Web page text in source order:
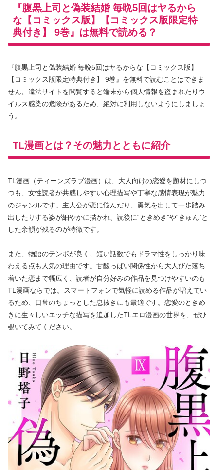
『腹黒上司と偽装結婚 毎晩5回はヤるから
な【コミックス版】【コミックス版限定特
典付き】 9巻』は無料で読める？
『腹黒上司と偽装結婚 毎晩5回はヤるからな【コミックス版】
【コミックス版限定特典付き】 9巻』を無料で読むことはできま
せん。違法サイトを閲覧すると端末から個人情報を盗まれたりウ
イルス感染の危険があるため、絶対に利用しないようにしましょ
う。
TL漫画とは？その魅力とともに紹介
TL漫画（ティーンズラブ漫画）は、大人向けの恋愛を題材にしつ
つも、女性読者が共感しやすい心理描写や丁寧な感情表現が魅力
のジャンルです。主人公が恋に悩んだり、勇気を出して一歩踏み
出したりする姿が細やかに描かれ、読後に“ときめき”や“きゅん”と
した余韻が残るのが特徴です。
また、物語のテンポが良く、短い話数でもドラマ性をしっかり味
わえる点も人気の理由です。甘酸っぱい関係性から大人びた落ち
着いた恋まで幅広く、読者が自分好みの作品を見つけやすいのも
TL漫画ならでは。スマートフォンで気軽に読める作品が増えてい
るため、日常のちょっとした息抜きにも最適です。恋愛のときめ
きに生々しいエッチな描写を追加したTLエロ漫画の世界を、ぜひ
覗いてみてください。